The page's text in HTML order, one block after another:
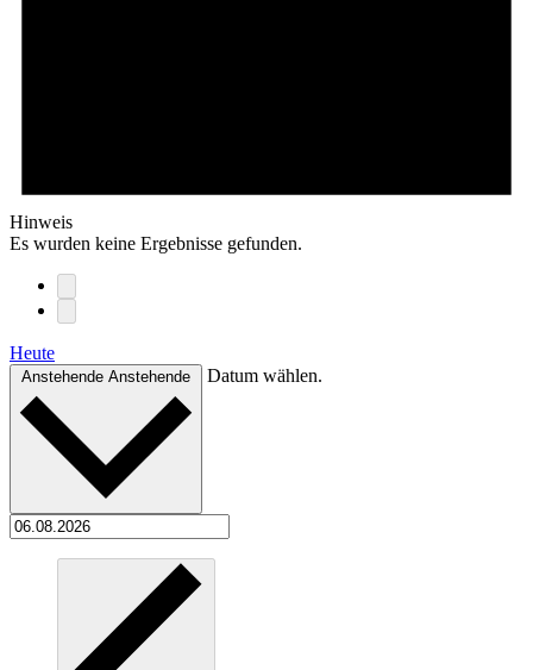
Hinweis
Es wurden keine Ergebnisse gefunden.
Heute
Anstehende Anstehende Datum wählen.